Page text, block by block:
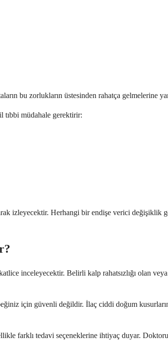
bu zorlukların üstesinden rahatça gelmelerine
tıbbi müdahale gerektirir:
izleyecektir. Herhangi bir endişe verici değişiklik
inceleyecektir. Belirli kalp rahatsızlığı olan
için güvenli değildir. İlaç ciddi doğum
farklı tedavi seçeneklerine ihtiyaç duyar.